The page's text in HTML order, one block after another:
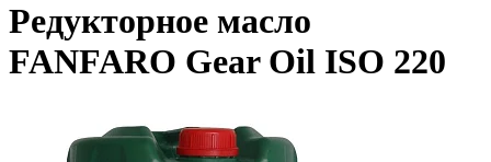
Редукторное масло
FANFARO Gear Oil ISO 220